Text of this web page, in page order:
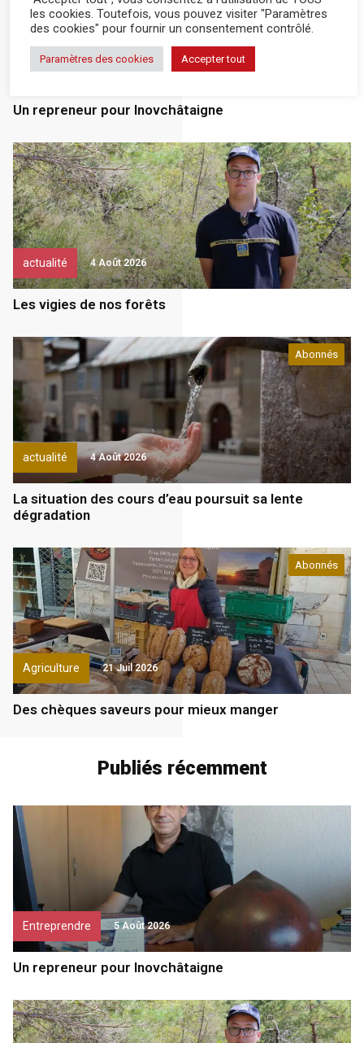
Un repreneur pour Inovchâtaigne
actualité 4 Août 2026
Les vigies de nos forêts
actualité
Abonnés
4 Août 2026
La situation des cours d’eau poursuit sa lente
dégradation
Agriculture
Abonnés
21 Juil 2026
Des chèques saveurs pour mieux manger
Publiés récemment
Entreprendre 5 Août 2026
Un repreneur pour Inovchâtaigne
les cookies. Toutefois, vous pouvez visiter "Paramètres
des cookies" pour fournir un consentement contrôlé.
Paramètres des cookies Accepter tout